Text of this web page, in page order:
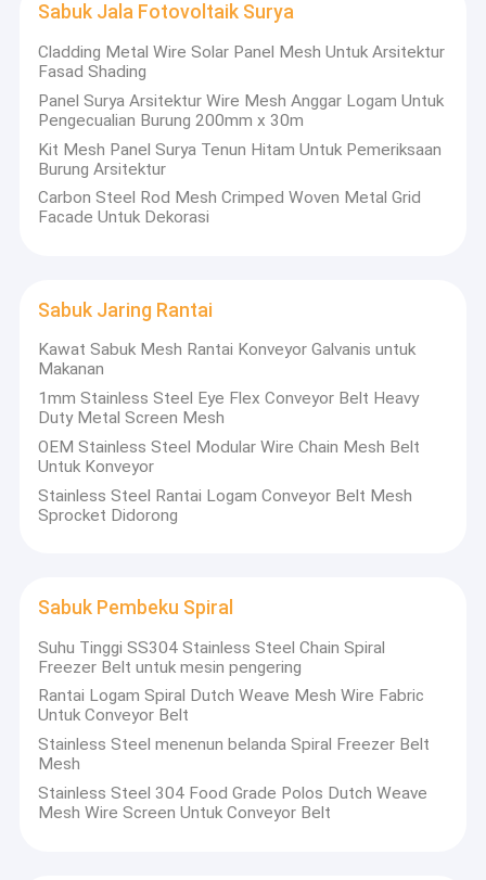
Produk
Tentang kita
Wisata pabrik
Kontrol kualitas
Hubungi kami
Semua Kasus
Sabuk jaring baja tahan karat
Jaring Kawat Spiral
Wire Mesh Suhu Tinggi
Sabuk Jala Fotovoltaik Surya
Cladding Metal Wire Solar Panel Mesh Untuk Arsitektur
Fasad Shading
Panel Surya Arsitektur Wire Mesh Anggar Logam Untuk
Pengecualian Burung 200mm x 30m
Kit Mesh Panel Surya Tenun Hitam Untuk Pemeriksaan
Burung Arsitektur
Carbon Steel Rod Mesh Crimped Woven Metal Grid
Facade Untuk Dekorasi
Sabuk Jaring Rantai
Kawat Sabuk Mesh Rantai Konveyor Galvanis untuk
Makanan
1mm Stainless Steel Eye Flex Conveyor Belt Heavy
Duty Metal Screen Mesh
OEM Stainless Steel Modular Wire Chain Mesh Belt
Untuk Konveyor
Stainless Steel Rantai Logam Conveyor Belt Mesh
Sprocket Didorong
Sabuk Pembeku Spiral
Suhu Tinggi SS304 Stainless Steel Chain Spiral
Freezer Belt untuk mesin pengering
Rantai Logam Spiral Dutch Weave Mesh Wire Fabric
Untuk Conveyor Belt
Stainless Steel menenun belanda Spiral Freezer Belt
Mesh
Stainless Steel 304 Food Grade Polos Dutch Weave
Mesh Wire Screen Untuk Conveyor Belt
Sejauh ini, total area pabrik utama dan pabrik cabang kami
telah mencapai 10000m2. Peralatan dan aksesori
pengangkut kami banyak digunakan dalam pemrosesan
makanan, makanan santai, memanggang, perlakuan panas,
penempaan, pengecoran, keramik, kaca, mobil, dan industri
lainnya.
Kami bersedia untuk mengembangkan bersama-sama
dengan Anda, selamat datang menanyakan Anda.